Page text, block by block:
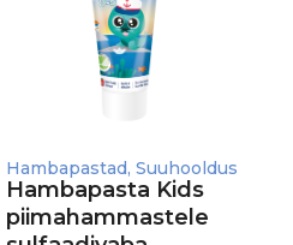
Hambapastad, Suuhooldus
Hambapasta Kids
piimahammastele